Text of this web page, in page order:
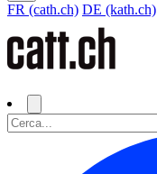
FR (cath.ch) DE (kath.ch)